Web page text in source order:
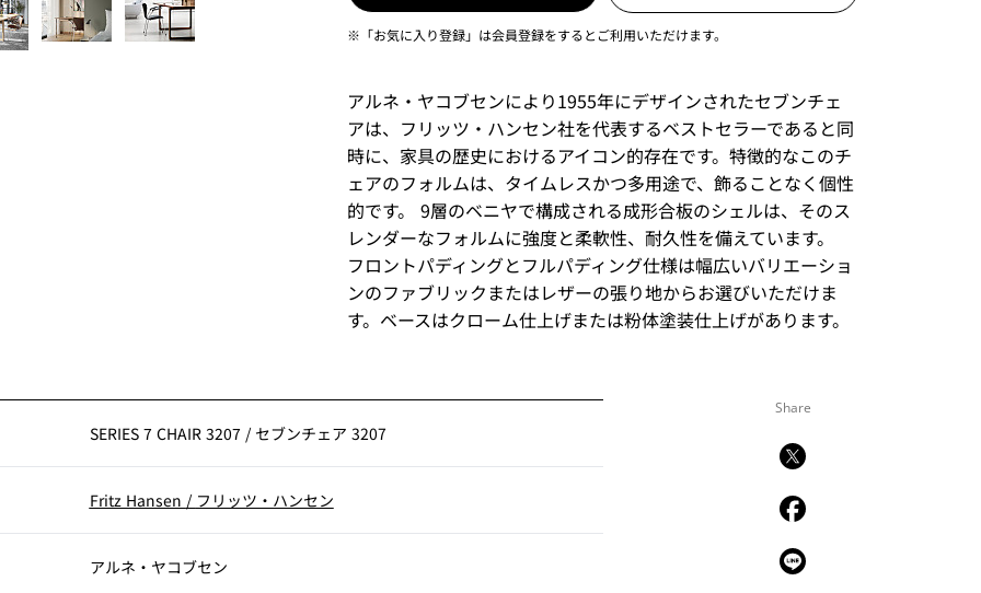
※「お気に入り登録」は会員登録をするとご利用いただけます。
アルネ・ヤコブセンにより1955年にデザインされたセブンチェ
アは、フリッツ・ハンセン社を代表するベストセラーであると同
時に、家具の歴史におけるアイコン的存在です。特徴的なこのチ
ェアのフォルムは、タイムレスかつ多用途で、飾ることなく個性
的です。 9層のベニヤで構成される成形合板のシェルは、そのス
レンダーなフォルムに強度と柔軟性、耐久性を備えています。
フロントパディングとフルパディング仕様は幅広いバリエーショ
ンのファブリックまたはレザーの張り地からお選びいただけま
す。ベースはクローム仕上げまたは粉体塗装仕上げがあります。
Share
SERIES 7 CHAIR 3207 / セブンチェア 3207
Fritz Hansen / フリッツ・ハンセン
アルネ・ヤコブセン